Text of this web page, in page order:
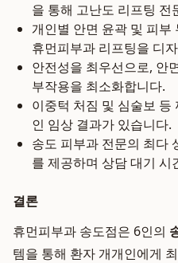
을 통해 고난도 리프팅 전
개인별 안면 윤곽 및 피부
휴먼피부과 리프팅을 디
안전성을 최우선으로, 안
부작용을 최소화합니다.
이중턱 처짐 및 심술보 등
인 임상 결과가 있습니다.
송도 피부과 전문의 최다
를 제공하며 상담 대기 시
결론
휴먼피부과 송도점은 6인의
템을 통해 환자 개개인에게